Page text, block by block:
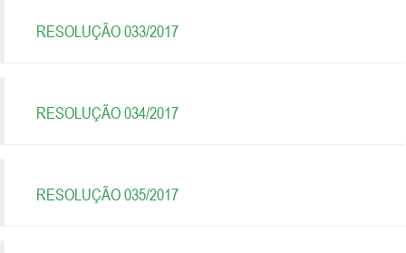
RESOLUÇÃO 033/2017
RESOLUÇÃO 034/2017
RESOLUÇÃO 035/2017